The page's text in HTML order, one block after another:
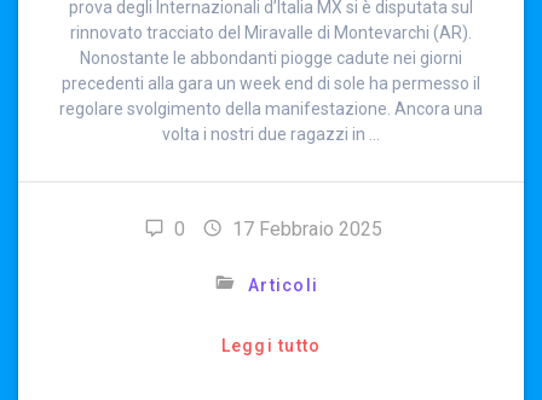
prova degli Internazionali d’Italia MX si è disputata sul
rinnovato tracciato del Miravalle di Montevarchi (AR).
Nonostante le abbondanti piogge cadute nei giorni
precedenti alla gara un week end di sole ha permesso il
regolare svolgimento della manifestazione. Ancora una
volta i nostri due ragazzi in …
0 17 Febbraio 2025
Articoli
Leggi tutto